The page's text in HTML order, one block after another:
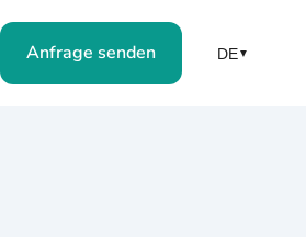
Anfrage senden DE▼